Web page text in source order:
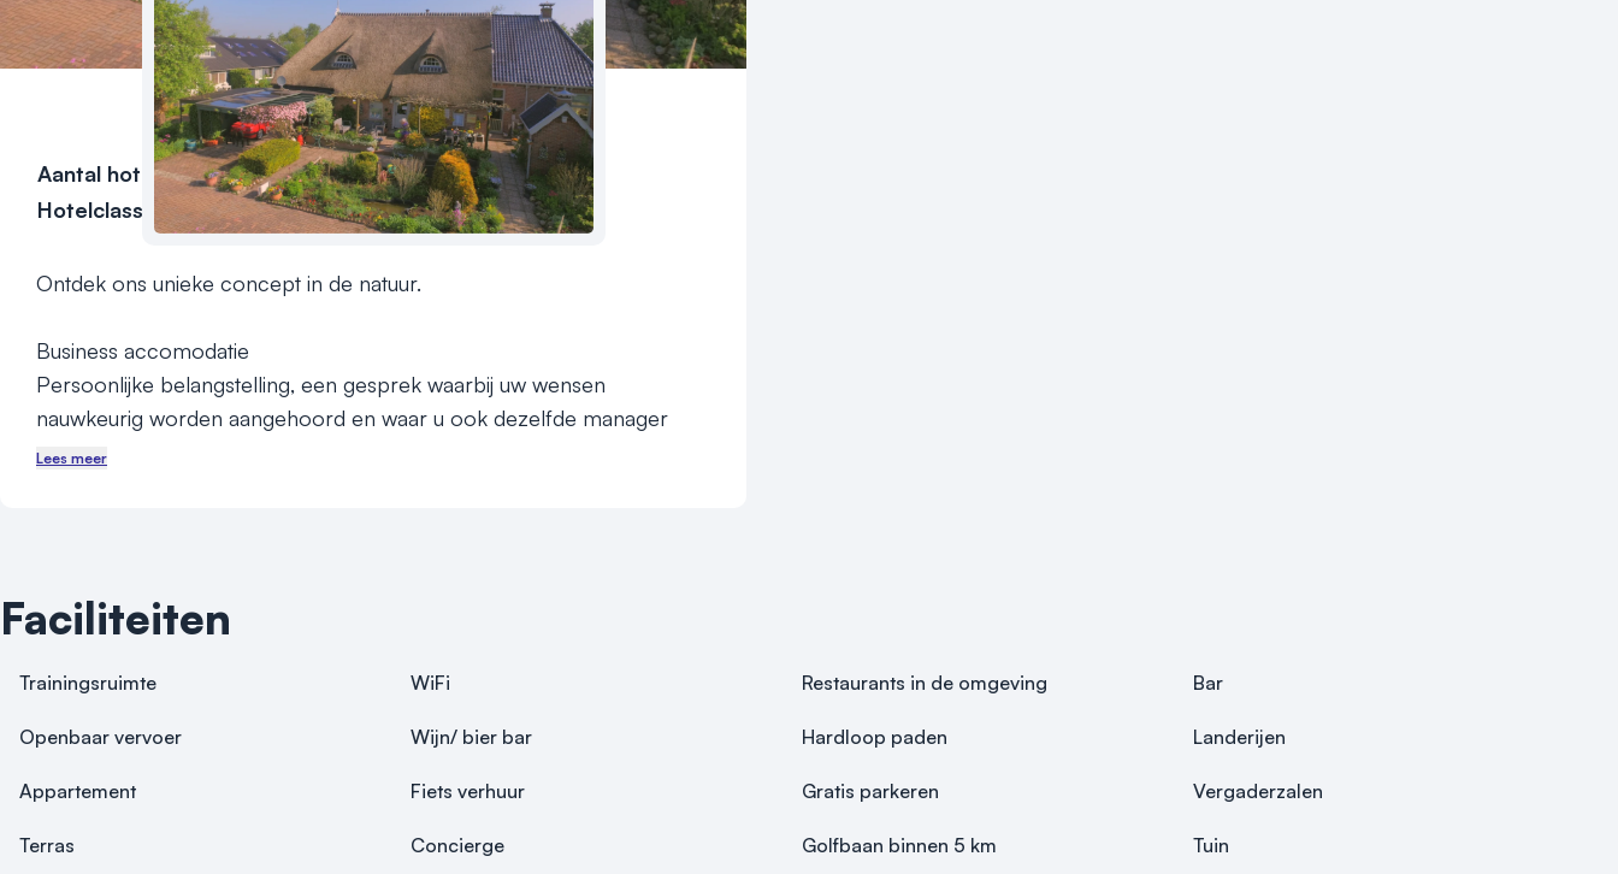
Aantal hotelkamers
9
Hotelclassificatie
Ontdek ons unieke concept in de natuur.
Business accomodatie
Persoonlijke belangstelling, een gesprek waarbij uw wensen
nauwkeurig worden aangehoord en waar u ook dezelfde manager
tijdens uw verblijf kunt aanspreken... dat is hier een veel gehoord
Wat vindt u hier?
meren gebied vindt u een uniek coulisselandschap.
In dit onbedorven gedeelte van Friesland vindt u onze bijzondere
locatie. Privacy, rust, ruimte, persoonlijke aandacht, gecombineerd met
hier zeker de moeite waard. Een bijkomend voordeel is, dat als gevolg
Lees meer
Faciliteiten
Trainingsruimte WiFi Restaurants in de omgeving Bar
Openbaar vervoer Wijn/ bier bar Hardloop paden Landerijen
Appartement Fiets verhuur Gratis parkeren Vergaderzalen
Terras Concierge Golfbaan binnen 5 km Tuin